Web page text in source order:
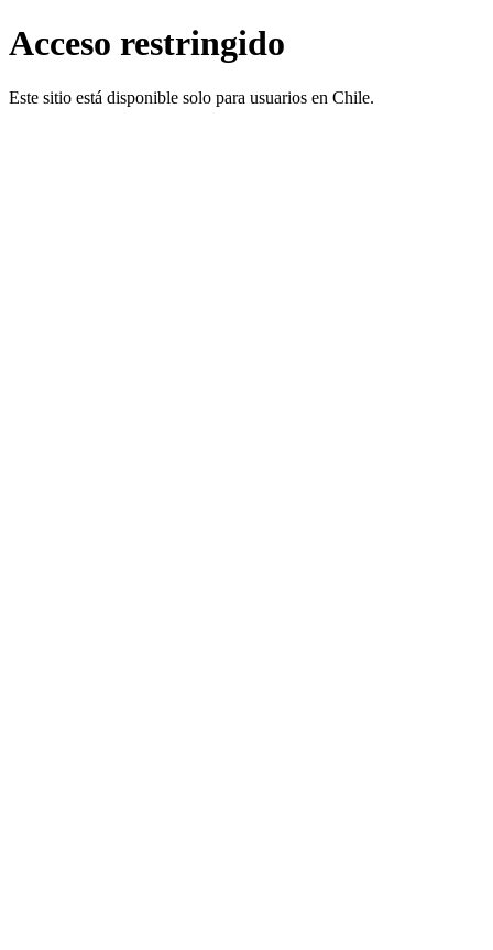
Acceso restringido
Este sitio está disponible solo para usuarios en Chile.